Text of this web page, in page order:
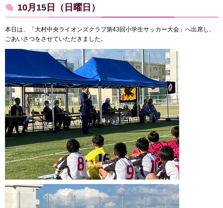
10月15日（日曜日）
本日は、「大村中央ライオンズクラブ第43回小学生サッカー大会」へ出席し、
ごあいさつをさせていただきました。